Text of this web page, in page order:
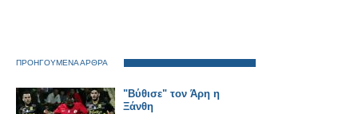
ΠΡΟΗΓΟΥΜΕΝΑ ΑΡΘΡΑ
"Βύθισε" τον Άρη η
Ξάνθη